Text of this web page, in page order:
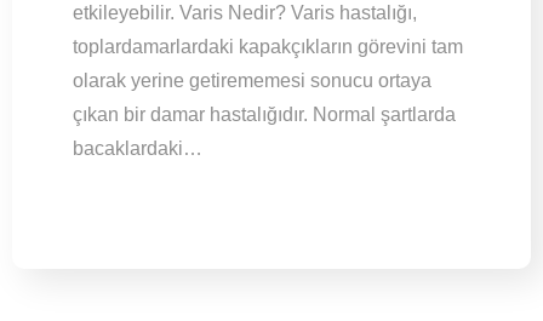
etkileyebilir. Varis Nedir? Varis hastalığı,
toplardamarlardaki kapakçıkların görevini tam
olarak yerine getirememesi sonucu ortaya
çıkan bir damar hastalığıdır. Normal şartlarda
bacaklardaki…